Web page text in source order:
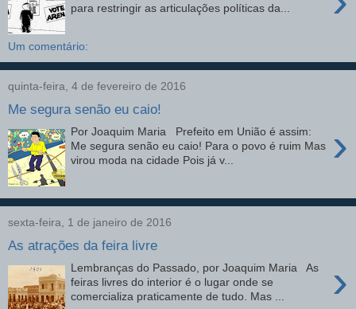
para restringir as articulações políticas da...
Um comentário:
quinta-feira, 4 de fevereiro de 2016
Me segura senão eu caio!
›
Por Joaquim Maria Prefeito em União é assim:
Me segura senão eu caio! Para o povo é ruim Mas
virou moda na cidade Pois já v...
sexta-feira, 1 de janeiro de 2016
As atrações da feira livre
›
Lembranças do Passado, por Joaquim Maria As
feiras livres do interior é o lugar onde se
comercializa praticamente de tudo. Mas ...